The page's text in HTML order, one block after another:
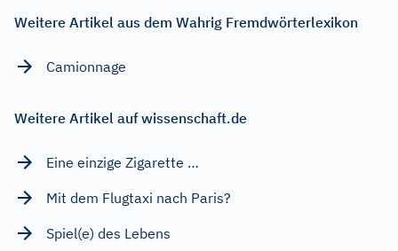
Weitere Artikel aus dem Wahrig Fremdwörterlexikon
Camionnage
Weitere Artikel auf wissenschaft.de
Eine einzige Zigarette …
Mit dem Flugtaxi nach Paris?
Spiel(e) des Lebens